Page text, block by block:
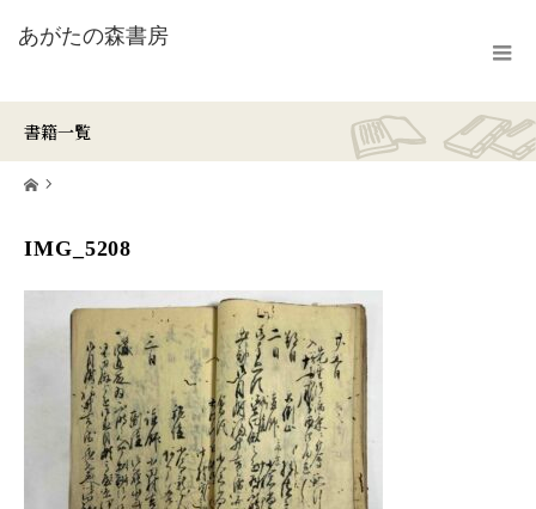
書籍一覧
ホーム
IMG_5208